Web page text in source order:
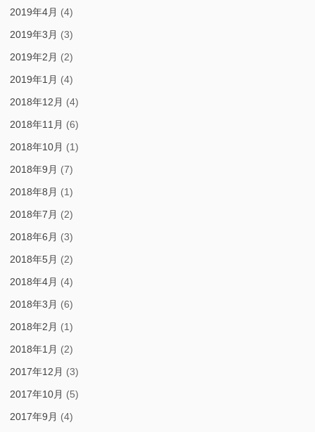
2019年4月 (4)
2019年3月 (3)
2019年2月 (2)
2019年1月 (4)
2018年12月 (4)
2018年11月 (6)
2018年10月 (1)
2018年9月 (7)
2018年8月 (1)
2018年7月 (2)
2018年6月 (3)
2018年5月 (2)
2018年4月 (4)
2018年3月 (6)
2018年2月 (1)
2018年1月 (2)
2017年12月 (3)
2017年10月 (5)
2017年9月 (4)